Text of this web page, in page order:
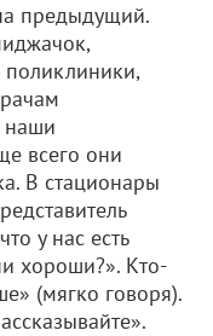
предыдущий.
наши
всего они
В стационары
у нас есть
хороши?». Кто-
(мягко говоря).